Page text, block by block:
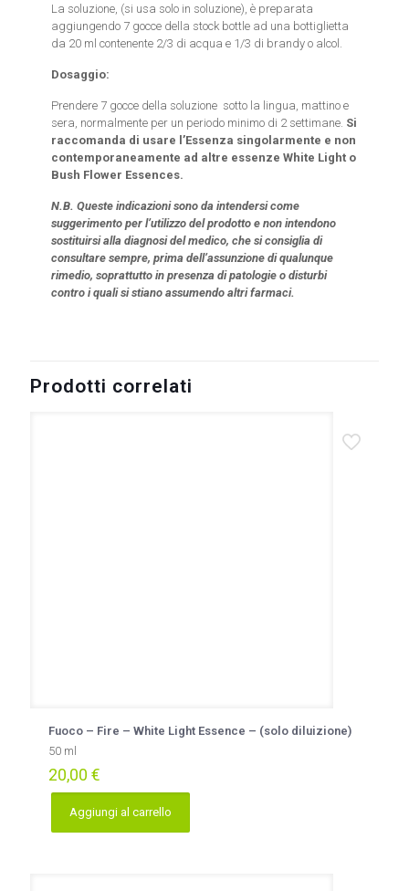
La soluzione, (si usa solo in soluzione), è preparata
aggiungendo 7 gocce della stock bottle ad una bottiglietta
da 20 ml contenente 2/3 di acqua e 1/3 di brandy o alcol.
Dosaggio:
Prendere 7 gocce della soluzione sotto la lingua, mattino e
sera, normalmente per un periodo minimo di 2 settimane. Si
raccomanda di usare l’Essenza singolarmente e non
contemporaneamente ad altre essenze White Light o
Bush Flower Essences.
N.B. Queste indicazioni sono da intendersi come
suggerimento per l’utilizzo del prodotto e non intendono
sostituirsi alla diagnosi del medico, che si consiglia di
consultare sempre, prima dell’assunzione di qualunque
rimedio, soprattutto in presenza di patologie o disturbi
contro i quali si stiano assumendo altri farmaci.
Prodotti correlati
Fuoco – Fire – White Light Essence – (solo diluizione)
50 ml
20,00 €
Aggiungi al carrello